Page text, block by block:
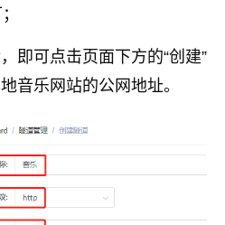
即可点击页面下方的“创建”
音乐网站的公网地址。